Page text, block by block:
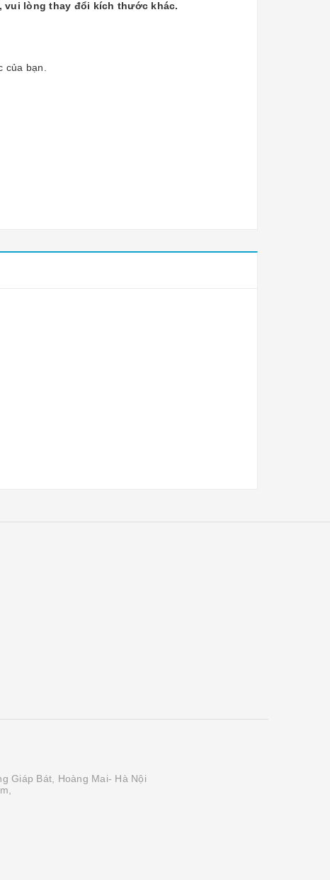
vui lòng thay đổi kích thước khác.
bạn.
Giáp Bát, Hoàng Mai- Hà Nội